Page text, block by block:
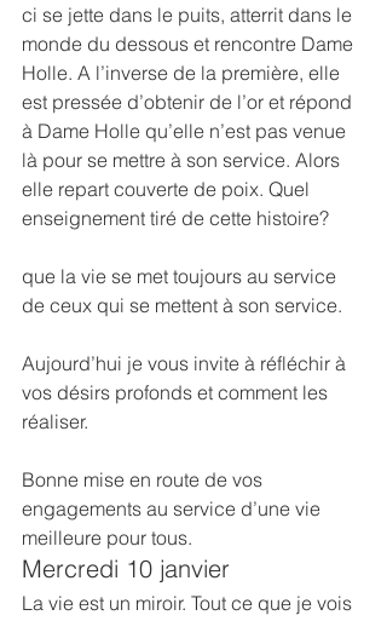
ci se jette dans le puits, atterrit dans le
monde du dessous et rencontre Dame
Holle. A l’inverse de la première, elle
est pressée d’obtenir de l’or et répond
à Dame Holle qu’elle n’est pas venue
là pour se mettre à son service. Alors
elle repart couverte de poix. Quel
enseignement tiré de cette histoire?
que la vie se met toujours au service
de ceux qui se mettent à son service.
Aujourd’hui je vous invite à réfléchir à
vos désirs profonds et comment les
réaliser.
Bonne mise en route de vos
engagements au service d’une vie
meilleure pour tous.
Mercredi 10 janvier
La vie est un miroir. Tout ce que je vois